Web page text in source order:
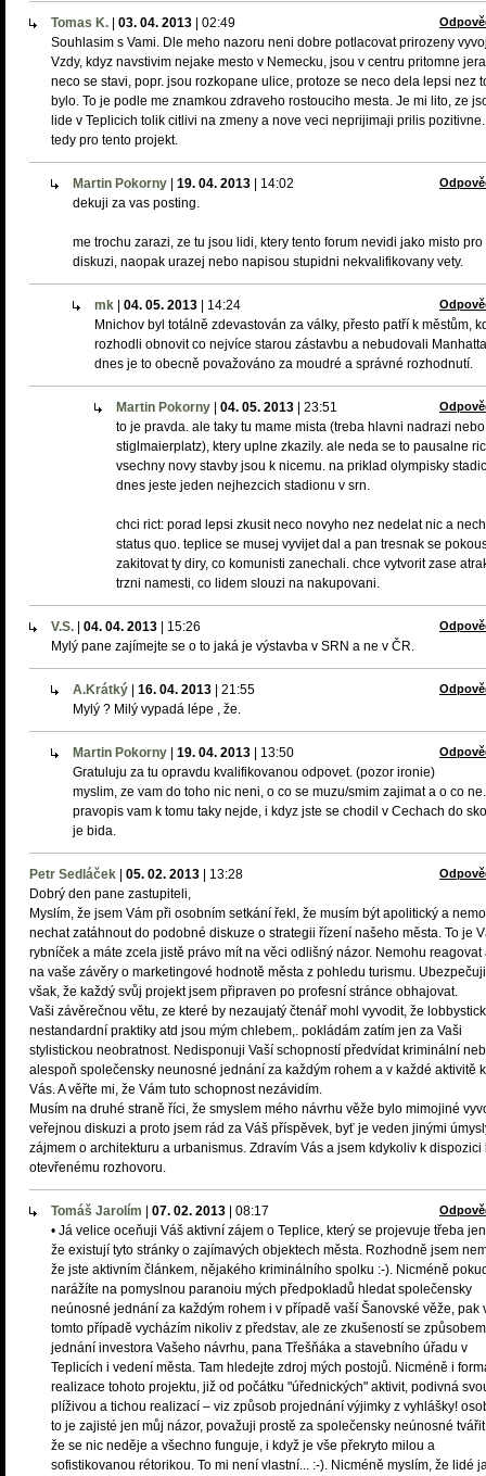
Tomas K. 03. 04. 2013 02:49
Souhlasim s Vami. Dle meho nazoru neni dobre potlacovat prirozeny
Vzdy, kdyz navstivim nejake mesto v Nemecku, jsou v centru pritomne
neco se stavi, popr. jsou rozkopane ulice, protoze se neco dela lepsi nez
bylo. To je podle me znamkou zdraveho rostouciho mesta. Je mi lito, ze
lide v Teplicich tolik citlivi na zmeny a nove veci neprijimaji prilis
tedy pro tento projekt.
Martin Pokorny 19. 04. 2013 14:02
dekuji za vas posting.
me trochu zarazi, ze tu jsou lidi, ktery tento forum nevidi jako misto pro
diskuzi, naopak urazej nebo napisou stupidni nekvalifikovany vety.
mk 04. 05. 2013 14:24
Mnichov byl totálně zdevastován za války, přesto patří k městům,
rozhodli obnovit co nejvíce starou zástavbu a nebudovali
dnes je to obecně považováno za moudré a správné rozhodnutí.
Martin Pokorny 04. 05. 2013 23:51
to je pravda. ale taky tu mame mista (treba hlavni nadrazi nebo
stiglmaierplatz), ktery uplne zkazily. ale neda se to pausalne
vsechny novy stavby jsou k nicemu. na priklad olympisky
dnes jeste jeden nejhezcich stadionu v srn.
chci rict: porad lepsi zkusit neco novyho nez nedelat nic a
status quo. teplice se musej vyvijet dal a pan tresnak se
zakitovat ty diry, co komunisti zanechali. chce vytvorit zase
trzni namesti, co lidem slouzi na nakupovani.
V.S. 04. 04. 2013 15:26
Mylý pane zajímejte se o to jaká je výstavba v SRN a ne v ČR.
A.Krátký 16. 04. 2013 21:55
Mylý ? Milý vypadá lépe , že.
Martin Pokorny 19. 04. 2013 13:50
Gratuluju za tu opravdu kvalifikovanou odpovet. (pozor ironie)
myslim, ze vam do toho nic neni, o co se muzu/smim zajimat a o co ne.
pravopis vam k tomu taky nejde, i kdyz jste se chodil v Cechach do
je bida.
Petr Sedláček 05. 02. 2013 13:28
Dobrý den pane zastupiteli,
Myslím, že jsem Vám při osobním setkání řekl, že musím být apolitický a
nechat zatáhnout do podobné diskuze o strategii řízení našeho města. To je
rybníček a máte zcela jistě právo mít na věci odlišný názor. Nemohu reagovat
na vaše závěry o marketingové hodnotě města z pohledu turismu.
však, že každý svůj projekt jsem připraven po profesní stránce obhajovat.
Vaši závěrečnou větu, ze které by nezaujatý čtenář mohl vyvodit, že
nestandardní praktiky atd jsou mým chlebem,. pokládám zatím jen za Vaši
stylistickou neobratnost. Nedisponuji Vaší schopností předvídat kriminální
alespoň společensky neunosné jednání za každým rohem a v každé aktivitě
Vás. A věřte mi, že Vám tuto schopnost nezávidím.
Musím na druhé straně říci, že smyslem mého návrhu věže bylo mimojiné
veřejnou diskuzi a proto jsem rád za Váš příspěvek, byť je veden jinými
zájmem o architekturu a urbanismus. Zdravím Vás a jsem kdykoliv k dispozici
otevřenému rozhovoru.
Tomáš Jarolím 07. 02. 2013 08:17
• Já velice oceňuji Váš aktivní zájem o Teplice, který se projevuje třeba
že existují tyto stránky o zajímavých objektech města. Rozhodně jsem
že jste aktivním článkem, nějakého kriminálního spolku :-). Nicméně
narážíte na pomyslnou paranoiu mých předpokladů hledat společensky
neúnosné jednání za každým rohem i v případě vaší Šanovské věže, pak
tomto případě vycházím nikoliv z představ, ale ze zkušeností se způsobem
jednání investora Vašeho návrhu, pana Třešňáka a stavebního úřadu v
Teplicích i vedení města. Tam hledejte zdroj mých postojů. Nicméně i
realizace tohoto projektu, již od počátku "úřednických" aktivit, podivná
plíživou a tichou realizací – viz způsob projednání výjimky z vyhlášky!
to je zajisté jen můj názor, považuji prostě za společensky neúnosné
že se nic neděje a všechno funguje, i když je vše překryto milou a
sofistikovanou rétorikou. To mi není vlastní... :-). Nicméně myslím, že lidé